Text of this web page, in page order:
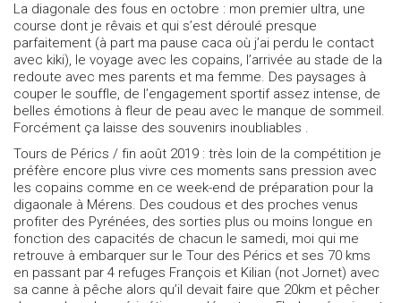
La diagonale des fous en octobre : mon premier ultra, une
course dont je rêvais et qui s’est déroulé presque
parfaitement (à part ma pause caca où j’ai perdu le contact
avec kiki), le voyage avec les copains, l’arrivée au stade de la
redoute avec mes parents et ma femme. Des paysages à
couper le souffle, de l’engagement sportif assez intense, de
belles émotions à fleur de peau avec le manque de sommeil.
Forcément ça laisse des souvenirs inoubliables .
Tours de Pérics / fin août 2019 : très loin de la compétition je
préfère encore plus vivre ces moments sans pression avec
les copains comme en ce week-end de préparation pour la
digaonale à Mérens. Des coudous et des proches venus
profiter des Pyrénées, des sorties plus ou moins longue en
fonction des capacités de chacun le samedi, moi qui me
retrouve à embarquer sur le Tour des Pérics et ses 70 kms
en passant par 4 refuges François et Kilian (not Jornet) avec
sa canne à pêche alors qu’il devait faire que 20km et pêcher